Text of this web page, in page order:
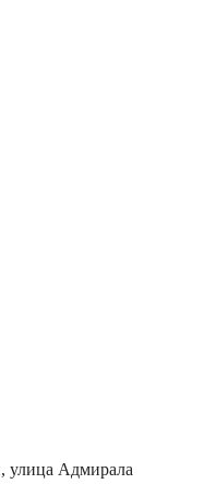
улица Адмирала